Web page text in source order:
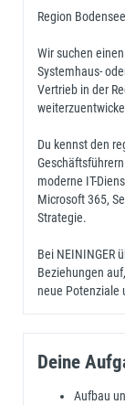
Region
Wir suchen
Systemhaus-
Vertrieb in der
Du kennst den
moderne IT-
Microsoft 365,
Strategie.
Bei NEININGER
Beziehungen
neue Potenziale
Deine
Aufbau